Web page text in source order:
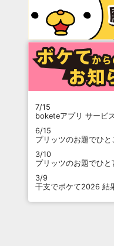
7/15
boketeアプリ サービ
6/15
プリッツのお題でひ
3/10
プリッツのお題でひ
3/9
干支でボケて2026 結